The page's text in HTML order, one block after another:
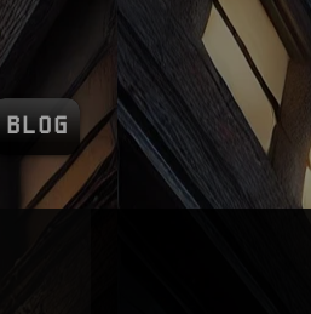
BLOG